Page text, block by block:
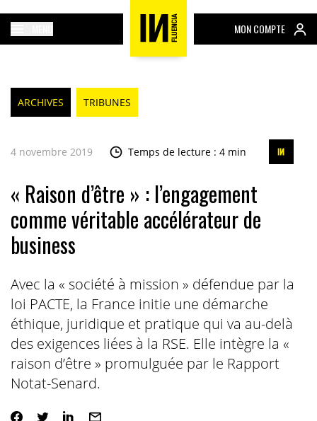
MON COMPTE
ARCHIVES TRIBUNES
4 novembre 2019 Temps de lecture : 4 min
« Raison d’être » : l’engagement
comme véritable accélérateur de
business
Avec la « société à mission » défendue par la
loi PACTE, la France initie une démarche
éthique, juridique et pratique qui va au-delà
des exigences liées à la RSE. Elle intègre la «
raison d’être » promulguée par le Rapport
Notat-Senard.